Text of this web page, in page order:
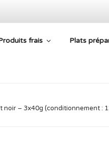
frais Plats
– 3x40g (conditionnement :